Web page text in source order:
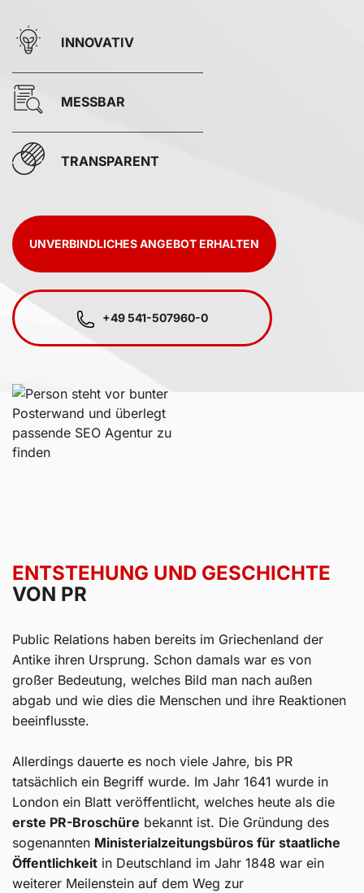
INNOVATIV
MESSBAR
TRANSPARENT
UNVERBINDLICHES ANGEBOT ERHALTEN
+49 541-507960-0
ENTSTEHUNG UND GESCHICHTE
VON PR
Public Relations haben bereits im Griechenland der
Antike ihren Ursprung. Schon damals war es von
großer Bedeutung, welches Bild man nach außen
abgab und wie dies die Menschen und ihre Reaktionen
beeinflusste.
Allerdings dauerte es noch viele Jahre, bis PR
tatsächlich ein Begriff wurde. Im Jahr 1641 wurde in
London ein Blatt veröffentlicht, welches heute als die
erste PR-Broschüre bekannt ist. Die Gründung des
sogenannten Ministerialzeitungsbüros für staatliche
Öffentlichkeit in Deutschland im Jahr 1848 war ein
weiterer Meilenstein auf dem Weg zur